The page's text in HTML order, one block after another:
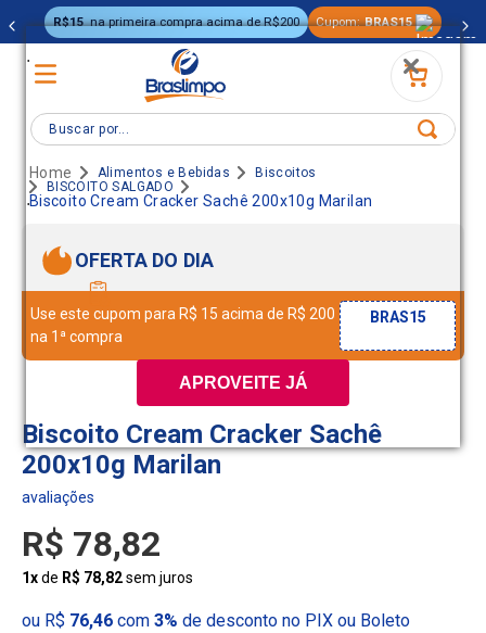
.
.
APROVEITE JÁ
R$15 na primeira compra acima de R$200 Cupom: BRAS15
Buscar por...
Alimentos e Bebidas
Biscoitos
BISCOITO SALGADO
Biscoito Cream Cracker Sachê 200x10g Marilan
OFERTA DO DIA
Use este cupom para R$ 15 acima de R$ 200
na 1ª compra
BRAS15
Biscoito Cream Cracker Sachê
200x10g Marilan
R$ 78,82
1xde R$ 78,82sem juros
ou R$ 76,46com 3% de desconto no PIX ou Boleto